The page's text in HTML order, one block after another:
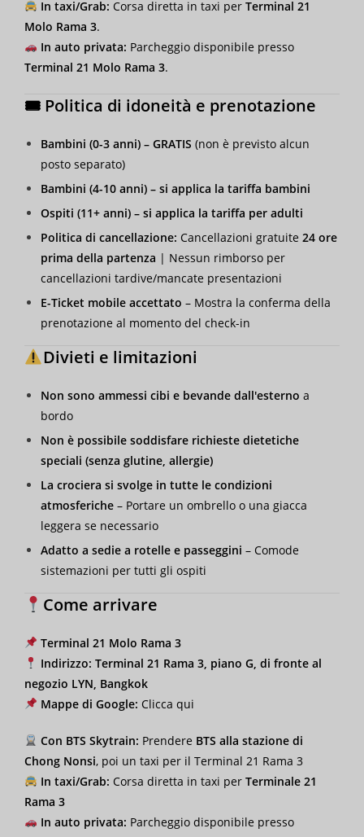
In taxi/Grab: Corsa diretta in taxi per Terminal 21
Molo Rama 3.
In auto privata: Parcheggio disponibile presso
Terminal 21 Molo Rama 3.
🎟 Politica di idoneità e prenotazione
Bambini (0-3 anni) – GRATIS (non è previsto alcun
posto separato)
Bambini (4-10 anni) – si applica la tariffa bambini
Ospiti (11+ anni) – si applica la tariffa per adulti
Politica di cancellazione: Cancellazioni gratuite 24 ore
prima della partenza | Nessun rimborso per
cancellazioni tardive/mancate presentazioni
E-Ticket mobile accettato – Mostra la conferma della
prenotazione al momento del check-in
Divieti e limitazioni
Non sono ammessi cibi e bevande dall'esterno a
bordo
Non è possibile soddisfare richieste dietetiche
speciali (senza glutine, allergie)
La crociera si svolge in tutte le condizioni
atmosferiche – Portare un ombrello o una giacca
leggera se necessario
Adatto a sedie a rotelle e passeggini – Comode
sistemazioni per tutti gli ospiti
Come arrivare
Terminal 21 Molo Rama 3
Indirizzo: Terminal 21 Rama 3, piano G, di fronte al
negozio LYN, Bangkok
Mappe di Google: Clicca qui
Con BTS Skytrain: Prendere BTS alla stazione di
Chong Nonsi, poi un taxi per il Terminal 21 Rama 3
In taxi/Grab: Corsa diretta in taxi per Terminale 21
Rama 3
In auto privata: Parcheggio disponibile presso